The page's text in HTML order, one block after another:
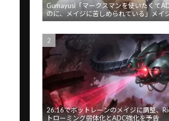
Gumayusi「マークスマンを使いたくて
のに、メイジに苦しめられている」メイ
タに苦言
26.16でボットレーンのメイジに調整、
トローミング弱体化とADC強化を予告